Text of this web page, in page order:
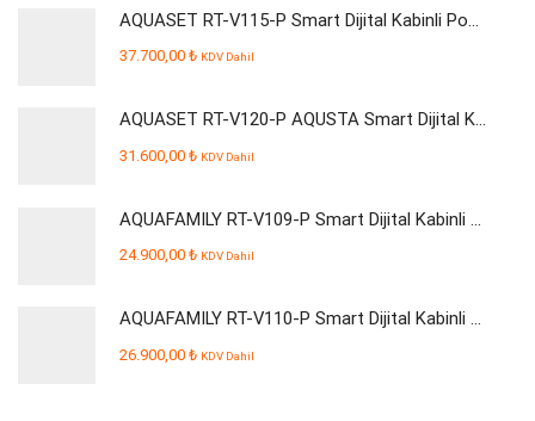
AQUASET RT-V115-P Smart Dijital Kabinli Pompalı Su Arıtma Cihazı
37.700,00 ₺ KDV Dahil
AQUASET RT-V120-P AQUSTA Smart Dijital Kabinli Pompalı Su Arıtma Cihazı
31.600,00 ₺ KDV Dahil
AQUAFAMILY RT-V109-P Smart Dijital Kabinli Pompalı Su Arıtma Cihazı
24.900,00 ₺ KDV Dahil
AQUAFAMILY RT-V110-P Smart Dijital Kabinli Pompalı Su Arıtma Cihazı
26.900,00 ₺ KDV Dahil